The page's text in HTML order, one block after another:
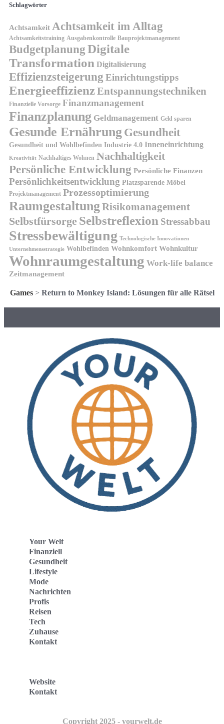
Schlagwörter
Achtsamkeit Achtsamkeit im Alltag
Achtsamkeitstraining Ausgabenkontrolle Bauprojektmanagement
BudgetplanungDigitale
Transformation Digitalisierung
Effizienzsteigerung Einrichtungstipps
EnergieeffizienzEntspannungstechniken
Finanzielle Vorsorge Finanzmanagement
Finanzplanung Geldmanagement Geld sparen
Gesunde Ernährung Gesundheit
Gesundheit und Wohlbefinden Industrie 4.0 Inneneinrichtung
Kreativität Nachhaltiges Wohnen Nachhaltigkeit
Persönliche Entwicklung Persönliche Finanzen
Persönlichkeitsentwicklung Platzsparende Möbel
Projektmanagement Prozessoptimierung
Raumgestaltung Risikomanagement
Selbstfürsorge Selbstreflexion Stressabbau
Stressbewältigung Technologische Innovationen
Unternehmensstrategie Wohlbefinden Wohnkomfort Wohnkultur
Wohnraumgestaltung Work-life balance
Zeitmanagement
Games> Return to Monkey Island: Lösungen für alle Rätsel
Your Welt
Finanziell
Gesundheit
Lifestyle
Mode
Nachrichten
Profis
Reisen
Tech
Zuhause
Kontakt
Website
Kontakt
Copyright 2025 - yourwelt.de